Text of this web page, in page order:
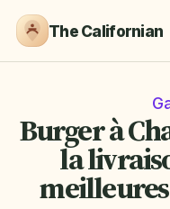
The Californian
Burger à
la
meilleures